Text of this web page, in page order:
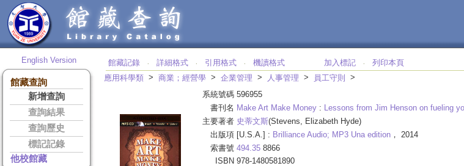
English Version
館藏查詢
新增查詢
查詢結果
查詢歷史
標記記錄
他校館藏
館藏記錄 ‧ 詳細格式 ‧ 引用格式 ‧ 機讀格式 加入標記 ‧
列印本頁
應用科學類 > 商業；經營學 > 企業管理 > 人事管理 > 員工守則
>
系統號碼 596955
書刊名 Make Art Make Money : Lessons from Jim Henson on fueling
主要著者 史蒂文斯(Stevens, Elizabeth Hyde)
出版項 [U.S.A.] : Brilliance Audio; MP3 Una edition ， 2014
索書號 494.35 8866
ISBN 978-1480581890